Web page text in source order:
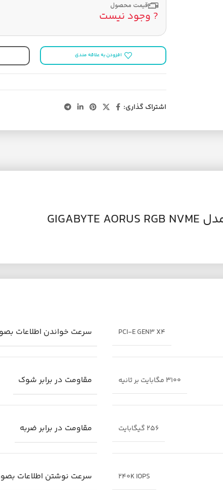
قیمت محصول
? وجود نیست
افزودن به علاقه مندی
اشتراک گذاری:
PCI-E GEN3 X4 سرعت خواندن اطلاعات
3100 مگابایت بر ثانیه مقاومت در برابر شوک
256 گیگابایت مقاومت در برابر ضربه
240K IOPS سرعت نوشتن اطلاعات